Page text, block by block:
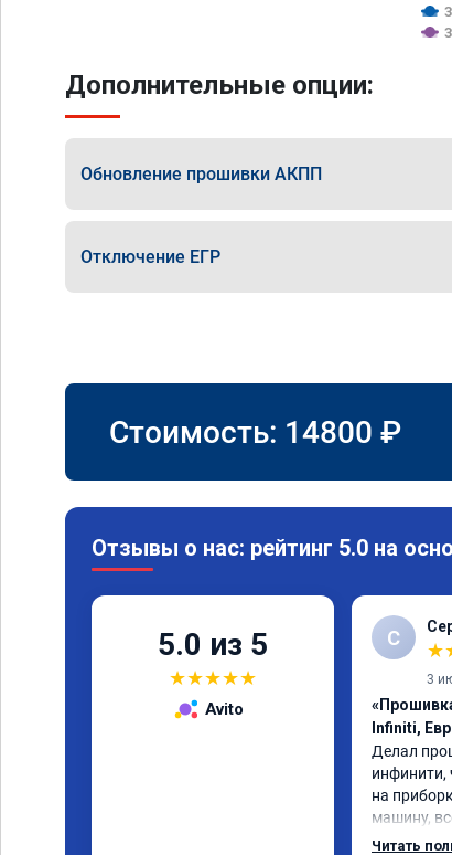
Дополнительные опции:
Обновление прошивки АКПП
Отключение ЕГР
Стоимость: 14800 ₽
Отзывы о нас: рейтинг 5.0 на
5.0 из 5
★★★★★
Avito
С
★
3
Infiniti,
Делал
инфинити,
на
машину,
Читать